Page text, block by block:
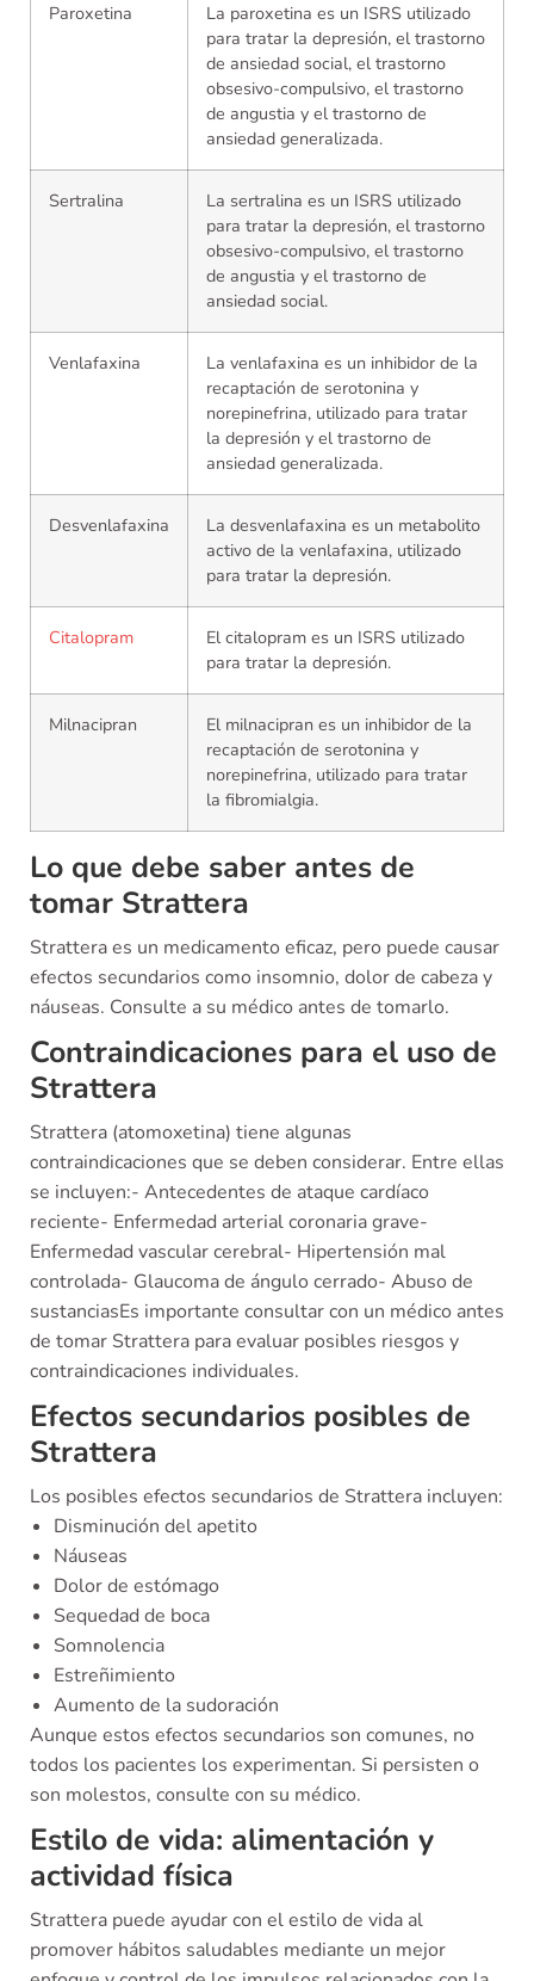
Paroxetina
La paroxetina es un ISRS utilizado
para tratar la depresión, el trastorno
de ansiedad social, el trastorno
obsesivo-compulsivo, el trastorno
de angustia y el trastorno de
ansiedad generalizada.
Sertralina
La sertralina es un ISRS utilizado
para tratar la depresión, el trastorno
obsesivo-compulsivo, el trastorno
de angustia y el trastorno de
ansiedad social.
Venlafaxina
La venlafaxina es un inhibidor de la
recaptación de serotonina y
norepinefrina, utilizado para tratar
la depresión y el trastorno de
ansiedad generalizada.
Desvenlafaxina
La desvenlafaxina es un metabolito
activo de la venlafaxina, utilizado
para tratar la depresión.
Citalopram
El citalopram es un ISRS utilizado
para tratar la depresión.
Milnacipran
El milnacipran es un inhibidor de la
recaptación de serotonina y
norepinefrina, utilizado para tratar
la fibromialgia.
Lo que debe saber antes de
tomar Strattera
Strattera es un medicamento eficaz, pero puede causar
efectos secundarios como insomnio, dolor de cabeza y
náuseas. Consulte a su médico antes de tomarlo.
Contraindicaciones para el uso de
Strattera
Strattera (atomoxetina) tiene algunas
contraindicaciones que se deben considerar. Entre ellas
se incluyen:- Antecedentes de ataque cardíaco
reciente- Enfermedad arterial coronaria grave-
Enfermedad vascular cerebral- Hipertensión mal
controlada- Glaucoma de ángulo cerrado- Abuso de
sustanciasEs importante consultar con un médico antes
de tomar Strattera para evaluar posibles riesgos y
contraindicaciones individuales.
Efectos secundarios posibles de
Strattera
Los posibles efectos secundarios de Strattera incluyen:
Disminución del apetito
Náuseas
Dolor de estómago
Sequedad de boca
Somnolencia
Estreñimiento
Aumento de la sudoración
Aunque estos efectos secundarios son comunes, no
todos los pacientes los experimentan. Si persisten o
son molestos, consulte con su médico.
Estilo de vida: alimentación y
actividad física
Strattera puede ayudar con el estilo de vida al
promover hábitos saludables mediante un mejor